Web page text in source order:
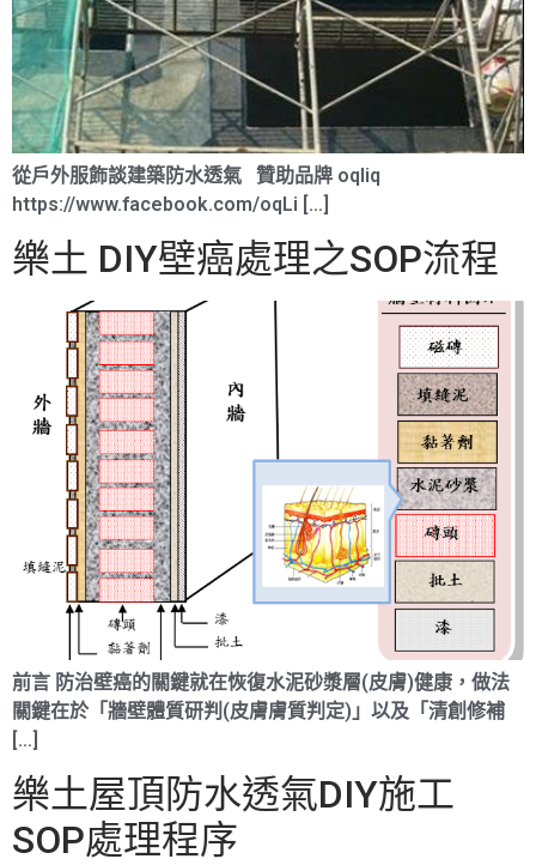
從戶外服飾談建築防水透氣 贊助品牌 oqliq
https://www.facebook.com/oqLi […]
樂土 DIY壁癌處理之SOP流程
前言 防治壁癌的關鍵就在恢復水泥砂漿層(皮膚)健康，做法
關鍵在於「牆壁體質研判(皮膚膚質判定)」以及「清創修補
[…]
樂土屋頂防水透氣DIY施工
SOP處理程序